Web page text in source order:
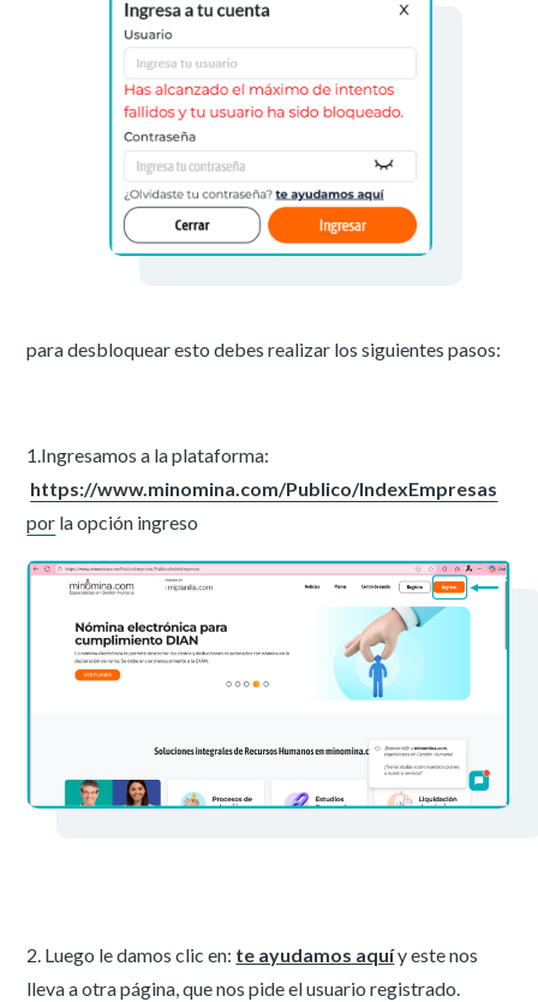
para desbloquear esto debes realizar los siguientes pasos:
1.Ingresamos a la plataforma:
https://www.minomina.com/Publico/IndexEmpresas
por la opción ingreso
2. Luego le damos clic en: te ayudamos aquíy este nos
lleva a otra página, que nos pide el usuario registrado.